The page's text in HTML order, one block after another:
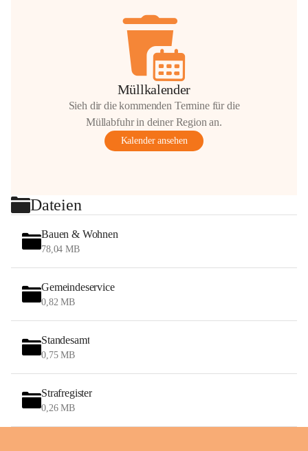
Müllkalender
Sieh dir die kommenden Termine für die
Müllabfuhr in deiner Region an.
Kalender ansehen
Dateien
Bauen & Wohnen
78,04 MB
Gemeindeservice
0,82 MB
Standesamt
0,75 MB
Strafregister
0,26 MB